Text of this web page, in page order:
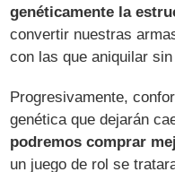
genéticamente la
convertir nuestras
con las que aniquilar
Progresivamente,
genética que dejarán
podremos comprar
un juego de rol se